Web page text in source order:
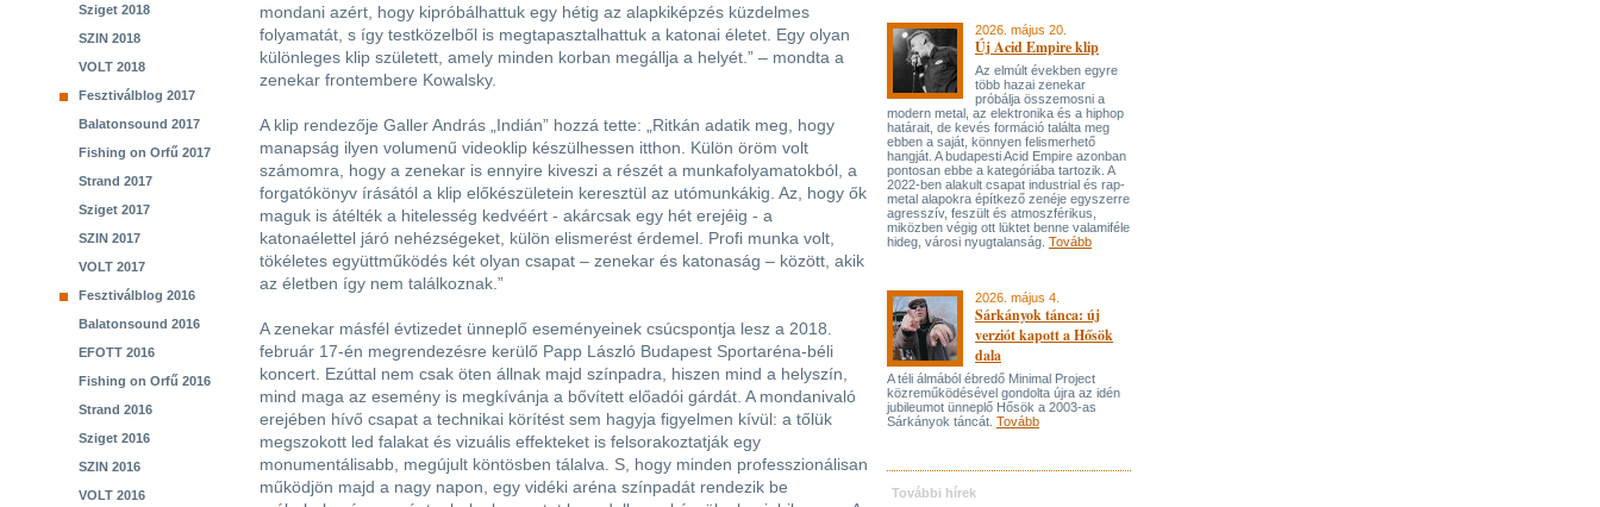
Sziget 2018
SZIN 2018
VOLT 2018
Fesztiválblog 2017
Balatonsound 2017
Fishing on Orfű 2017
Strand 2017
Sziget 2017
SZIN 2017
VOLT 2017
Fesztiválblog 2016
Balatonsound 2016
EFOTT 2016
Fishing on Orfű 2016
Strand 2016
Sziget 2016
SZIN 2016
VOLT 2016
mondani azért, hogy kipróbálhattuk egy hétig az alapkiképzés küzdelmes
folyamatát, s így testközelből is megtapasztalhattuk a katonai életet. Egy olyan
különleges klip született, amely minden korban megállja a helyét.” – mondta a
zenekar frontembere Kowalsky.
A klip rendezője Galler András „Indián” hozzá tette: „Ritkán adatik meg, hogy
manapság ilyen volumenű videoklip készülhessen itthon. Külön öröm volt
számomra, hogy a zenekar is ennyire kiveszi a részét a munkafolyamatokból, a
forgatókönyv írásától a klip előkészületein keresztül az utómunkákig. Az, hogy ők
maguk is átélték a hitelesség kedvéért - akárcsak egy hét erejéig - a
katonaélettel járó nehézségeket, külön elismerést érdemel. Profi munka volt,
tökéletes együttműködés két olyan csapat – zenekar és katonaság – között, akik
az életben így nem találkoznak.”
A zenekar másfél évtizedet ünneplő eseményeinek csúcspontja lesz a 2018.
február 17-én megrendezésre kerülő Papp László Budapest Sportaréna-béli
koncert. Ezúttal nem csak öten állnak majd színpadra, hiszen mind a helyszín,
mind maga az esemény is megkívánja a bővített előadói gárdát. A mondanivaló
erejében hívő csapat a technikai körítést sem hagyja figyelmen kívül: a tőlük
megszokott led falakat és vizuális effekteket is felsorakoztatják egy
monumentálisabb, megújult köntösben tálalva. S, hogy minden professzionálisan
működjön majd a nagy napon, egy vidéki aréna színpadát rendezik be
2026. május 20.
Új Acid Empire klip
Az elmúlt években egyre
több hazai zenekar
próbálja összemosni a
modern metal, az elektronika és a hiphop
határait, de kevés formáció találta meg
ebben a saját, könnyen felismerhető
hangját. A budapesti Acid Empire azonban
pontosan ebbe a kategóriába tartozik. A
2022-ben alakult csapat industrial és rap-
metal alapokra építkező zenéje egyszerre
agresszív, feszült és atmoszférikus,
miközben végig ott lüktet benne valamiféle
hideg, városi nyugtalanság. Tovább
2026. május 4.
Sárkányok tánca: új
verziót kapott a Hősök
dala
A téli álmából ébredő Minimal Project
közreműködésével gondolta újra az idén
jubileumot ünneplő Hősök a 2003-as
Sárkányok táncát. Tovább
További hírek